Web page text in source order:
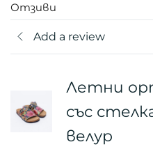
Отзиви
Add a review
Летни
със
велур